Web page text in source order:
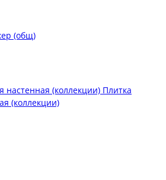
(общ)
Плитка
(коллекции)